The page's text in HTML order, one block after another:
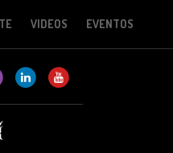
VIDEOS EVENTOS